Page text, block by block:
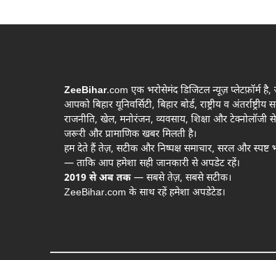
ZeeBihar.com एक भरोसेमंद डिजिटल न्यूज़ प्लेटफ़ॉर्म है,
आपको बिहार यूनिवर्सिटी, बिहार बोर्ड, राष्ट्रीय व अंतर्राष्ट्रीय
राजनीति, खेल, मनोरंजन, व्यवसाय, शिक्षा और टेक्नोलॉजी
जरूरी और प्रामाणिक खबर मिलती है।
हम देते हैं तेज़, सटीक और निष्पक्ष समाचार, सरल और स्पष्ट
— ताकि आप हमेशा सही जानकारी से अपडेट रहें।
2019 से अब तक — सबसे तेज़, सबसे सटीक।
ZeeBihar.com के साथ रहें हमेशा अपडेटेड।